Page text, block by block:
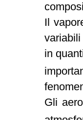
Il
in
Gli